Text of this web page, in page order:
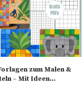
zum Malen &
– Mit Ideen...